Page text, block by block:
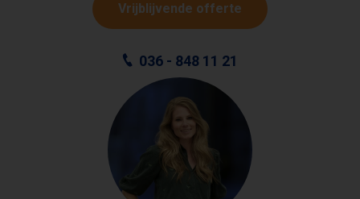
Vrijblijvende offerte
036 - 848 11 21